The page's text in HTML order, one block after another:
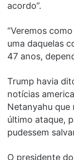
acordo”.
“Veremos
uma daquelas
47 anos,
Trump havia
notícias
Netanyahu que
último ataque,
pudessem
O presidente